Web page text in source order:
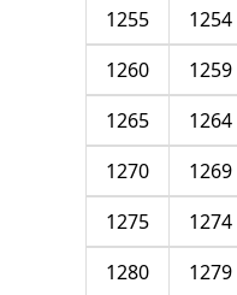
1254
1255
1259
1260
1264
1265
1269
1270
1274
1275
1279
1280